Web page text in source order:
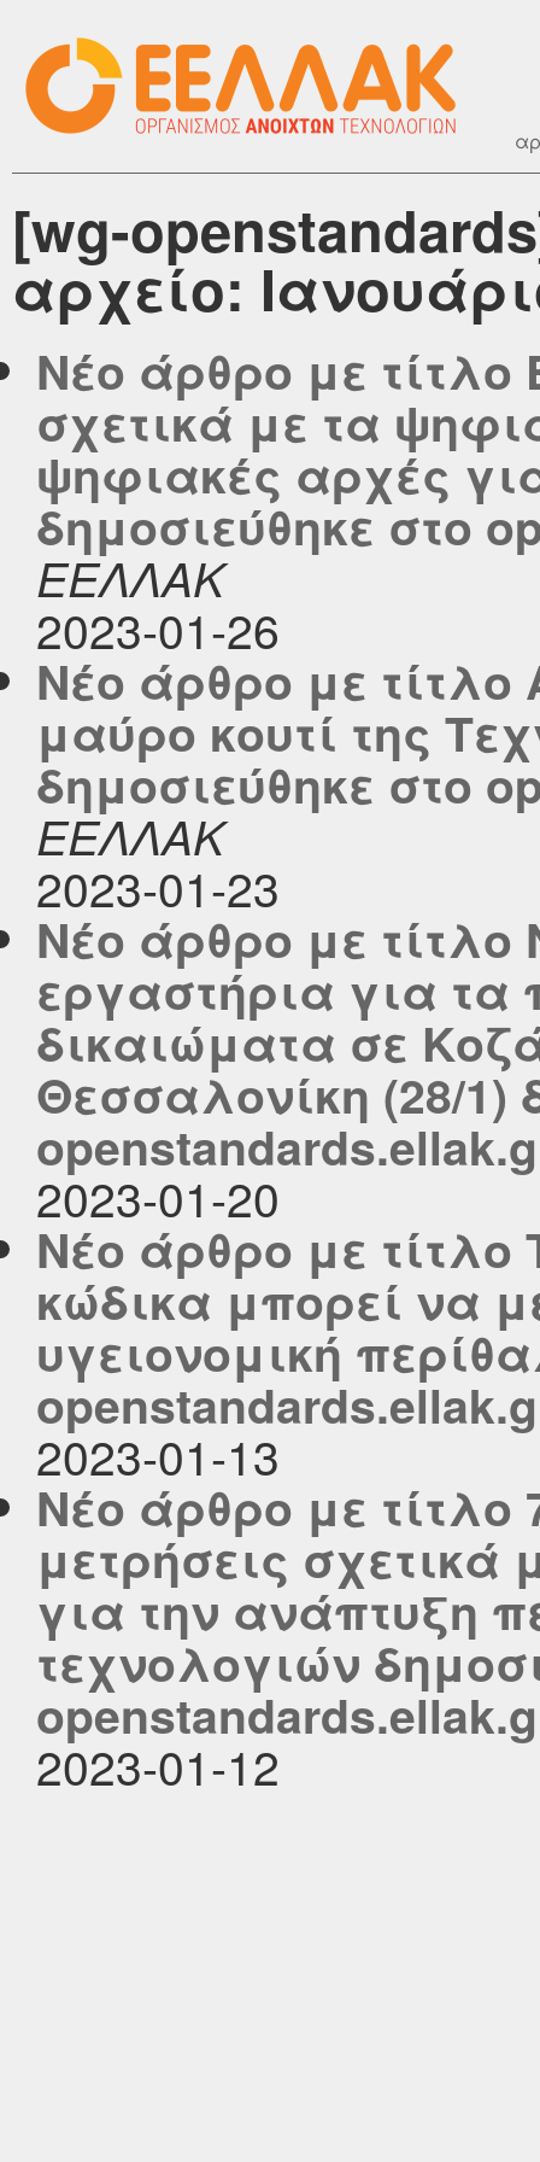
[wg-
αρχείο:
Νέο άρθρο με
σχετικά με τα
ψηφιακές αρχές
δημοσιεύθηκε στο
ΕΕΛΛΑΚ
2023-01-26
Νέο άρθρο με τίτλο
μαύρο κουτί της
δημοσιεύθηκε στο
ΕΕΛΛΑΚ
2023-01-23
Νέο άρθρο με τίτλο
εργαστήρια για
δικαιώματα σε
Θεσσαλονίκη (28/1)
2023-01-20
Νέο άρθρο με τίτλο
κώδικα μπορεί να
υγειονομική
2023-01-13
Νέο άρθρο με
μετρήσεις σχετικά
για την ανάπτυξη
τεχνολογιών
2023-01-12